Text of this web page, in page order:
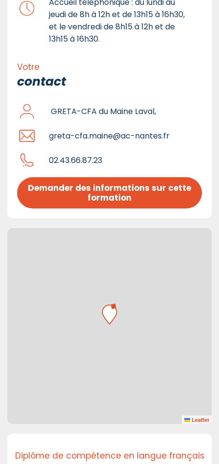
Accueil téléphonique : du lundi au
jeudi de 8h à 12h et de 13h15 à 16h30,
et le vendredi de 8h15 à 12h et de
13h15 à 16h30.
Votre
contact
GRETA-CFA du Maine Laval,
greta-cfa.maine@ac-nantes.fr
02.43.66.87.23
Demander des informations sur cette
formation
Leaflet
Diplôme de compétence en langue français